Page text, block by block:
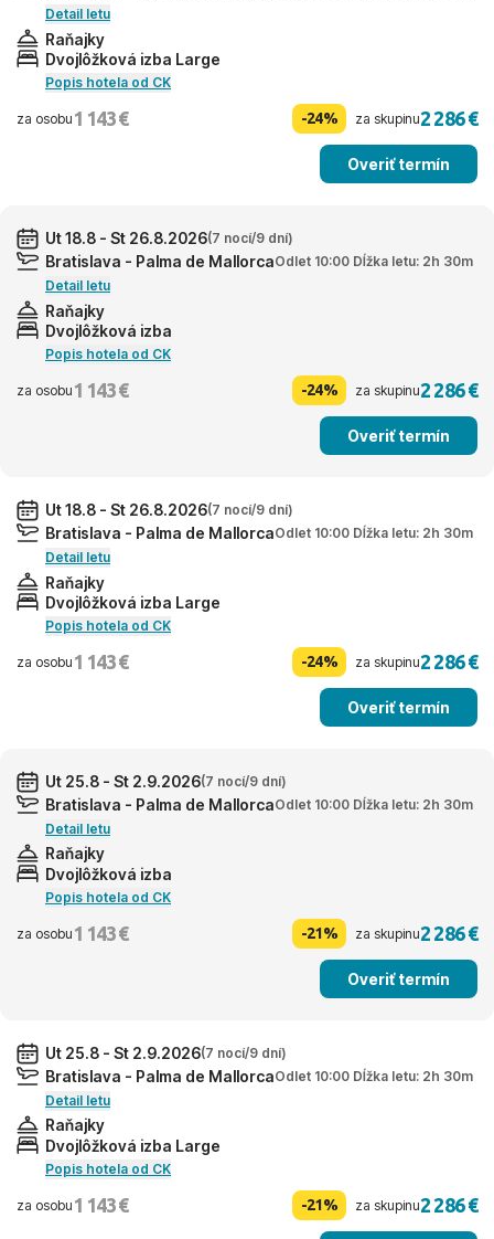
Detail letu
Raňajky
Dvojlôžková izba Large
Popis hotela od CK
za osobu 1 143 € -24% za skupinu2 286 €
Overiť termín
Ut 18.8 - St 26.8.2026(7 nocí/9 dní)
Bratislava - Palma de MallorcaOdlet 10:00 Dĺžka letu: 2h 30m
Detail letu
Raňajky
Dvojlôžková izba
Popis hotela od CK
za osobu 1 143 € -24% za skupinu2 286 €
Overiť termín
Ut 18.8 - St 26.8.2026(7 nocí/9 dní)
Bratislava - Palma de MallorcaOdlet 10:00 Dĺžka letu: 2h 30m
Detail letu
Raňajky
Dvojlôžková izba Large
Popis hotela od CK
za osobu 1 143 € -24% za skupinu2 286 €
Overiť termín
Ut 25.8 - St 2.9.2026(7 nocí/9 dní)
Bratislava - Palma de MallorcaOdlet 10:00 Dĺžka letu: 2h 30m
Detail letu
Raňajky
Dvojlôžková izba
Popis hotela od CK
za osobu 1 143 € -21% za skupinu2 286 €
Overiť termín
Ut 25.8 - St 2.9.2026(7 nocí/9 dní)
Bratislava - Palma de MallorcaOdlet 10:00 Dĺžka letu: 2h 30m
Detail letu
Raňajky
Dvojlôžková izba Large
Popis hotela od CK
za osobu 1 143 € -21% za skupinu2 286 €